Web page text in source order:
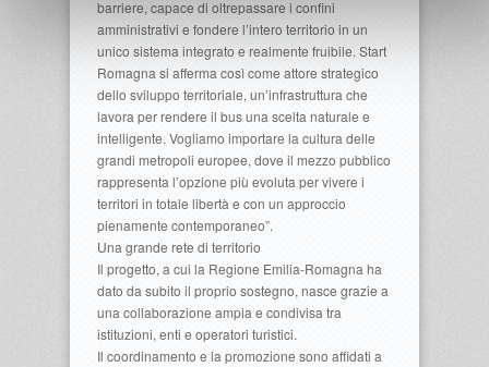
barriere, capace di oltrepassare i confini
amministrativi e fondere l’intero territorio in un
unico sistema integrato e realmente fruibile. Start
Romagna si afferma così come attore strategico
dello sviluppo territoriale, un’infrastruttura che
lavora per rendere il bus una scelta naturale e
intelligente. Vogliamo importare la cultura delle
grandi metropoli europee, dove il mezzo pubblico
rappresenta l’opzione più evoluta per vivere i
territori in totale libertà e con un approccio
pienamente contemporaneo”.
Una grande rete di territorio
Il progetto, a cui la Regione Emilia-Romagna ha
dato da subito il proprio sostegno, nasce grazie a
una collaborazione ampia e condivisa tra
istituzioni, enti e operatori turistici.
Il coordinamento e la promozione sono affidati a